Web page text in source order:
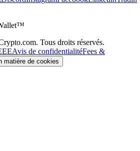
Tous droits réservés.
Avis de confidentialitéFees &
matière de cookies